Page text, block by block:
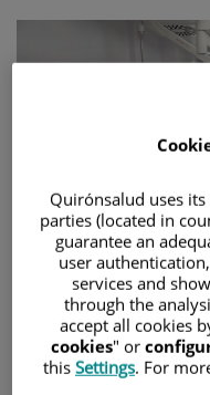
tratamiento
enfermedades
cardiovasculares
9 de febrero de 2024
Quirónsalud uses
parties (located in
guarantee an
user
services and
through the
accept all cookies
cookies" or
this Settings. For